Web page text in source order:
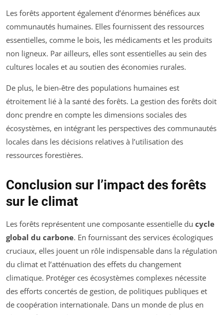
Les forêts apportent également d’énormes bénéfices aux
communautés humaines. Elles fournissent des ressources
essentielles, comme le bois, les médicaments et les produits
non ligneux. Par ailleurs, elles sont essentielles au sein des
cultures locales et au soutien des économies rurales.
De plus, le bien-être des populations humaines est
étroitement lié à la santé des forêts. La gestion des forêts doit
donc prendre en compte les dimensions sociales des
écosystèmes, en intégrant les perspectives des communautés
locales dans les décisions relatives à l’utilisation des
ressources forestières.
Conclusion sur l’impact des forêts
sur le climat
Les forêts représentent une composante essentielle du cycle
global du carbone. En fournissant des services écologiques
cruciaux, elles jouent un rôle indispensable dans la régulation
du climat et l’atténuation des effets du changement
climatique. Protéger ces écosystèmes complexes nécessite
des efforts concertés de gestion, de politiques publiques et
de coopération internationale. Dans un monde de plus en